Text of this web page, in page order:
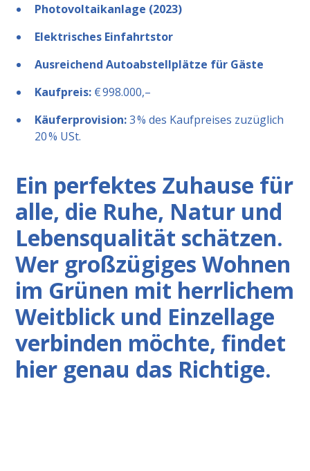
Photovoltaikanlage (2023)
Elektrisches Einfahrtstor
Ausreichend Autoabstellplätze für Gäste
Kaufpreis: € 998.000,–
Käuferprovision:3 % des Kaufpreises zuzüglich
20 % USt.
Ein perfektes Zuhause für
alle, die Ruhe, Natur und
Lebensqualität schätzen.
Wer großzügiges Wohnen
im Grünen mit herrlichem
Weitblick und Einzellage
verbinden möchte, findet
hier genau das Richtige.